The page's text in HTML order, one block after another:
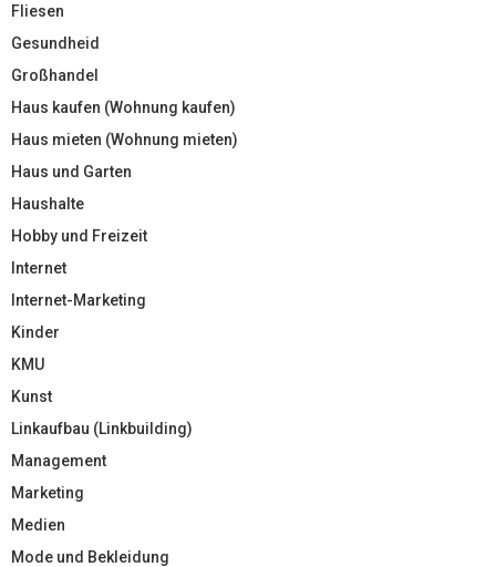
Fliesen
Gesundheid
Großhandel
Haus kaufen (Wohnung kaufen)
Haus mieten (Wohnung mieten)
Haus und Garten
Haushalte
Hobby und Freizeit
Internet
Internet-Marketing
Kinder
KMU
Kunst
Linkaufbau (Linkbuilding)
Management
Marketing
Medien
Mode und Bekleidung